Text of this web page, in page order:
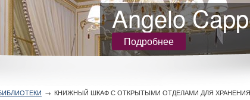
→ КНИЖНЫЙ ШКАФ С ОТКРЫТЫМИ ОТДЕЛАМИ ДЛЯ
Angelo
Подробнее